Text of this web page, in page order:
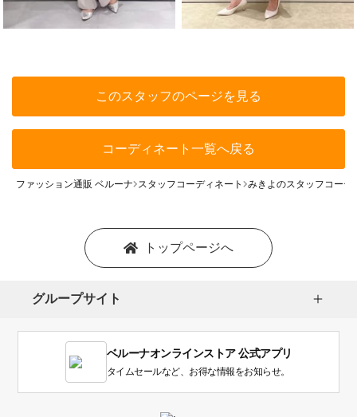
このスタッフのページを見る
コーディネート一覧へ戻る
ファッション通販 ベルーナ スタッフコーディネート みきよのスタッフコーデ
トップページへ
グループサイト
ベルーナオンラインストア 公式アプリ
タイムセールなど、お得な情報をお知らせ。